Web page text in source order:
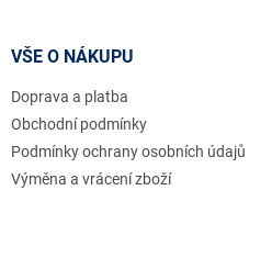
v
VŠE O NÁKUPU
Doprava a platba
Obchodní podmínky
Podmínky ochrany osobních údajů
Výměna a vrácení zboží